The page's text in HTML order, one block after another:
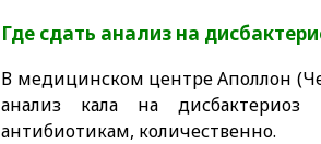
Где сдать анализ на
В медицинском центре Аполлон
анализ кала на дисбактериоз
антибиотикам, количественно.